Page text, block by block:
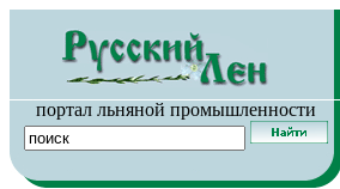
портал льняной промышленности